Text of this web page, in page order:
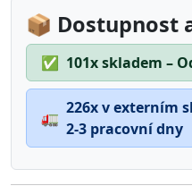
📦 Dostupnost
✅ 101x skladem –
🚛
226x v externím
2-3 pracovní dny